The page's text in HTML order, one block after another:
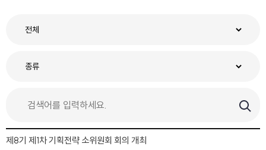
제8기 제1차 기획전략 소위원회 회의 개최